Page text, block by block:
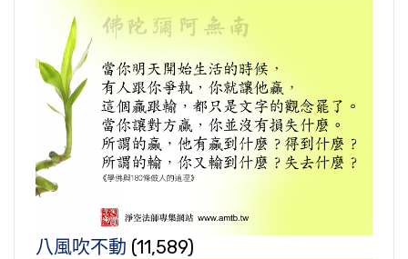
八風吹不動 (11,589)